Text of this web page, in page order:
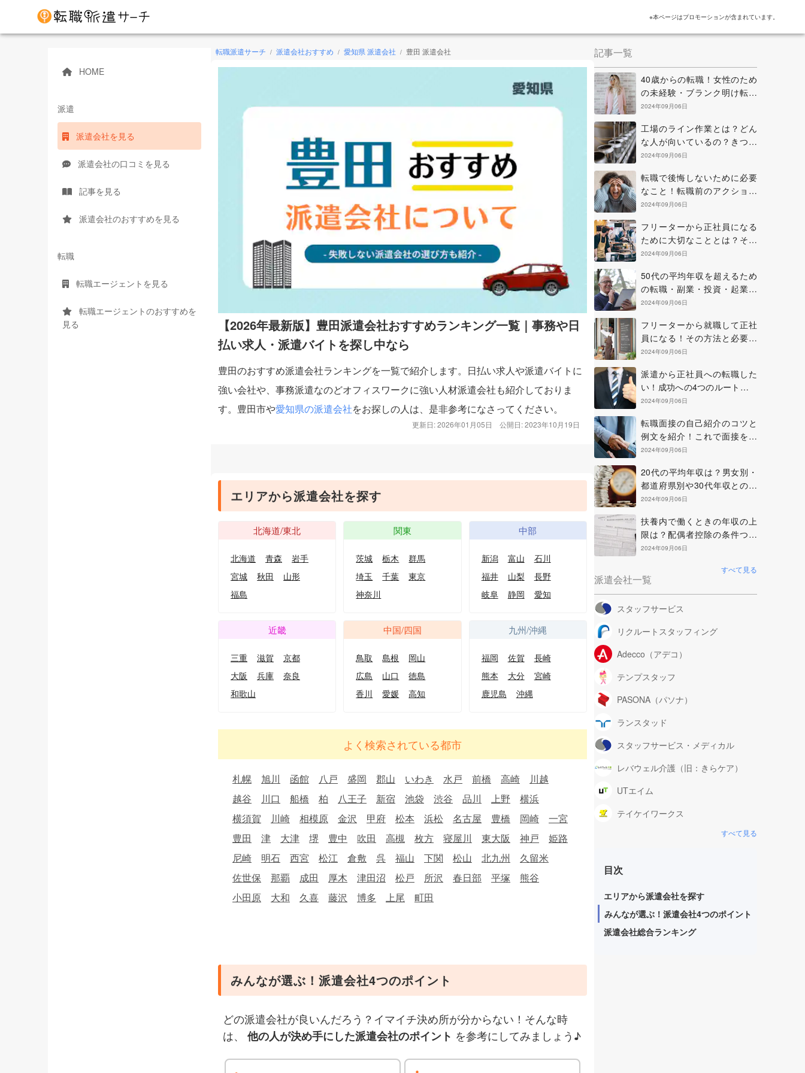
※本ページはプロモーションが含まれています。
HOME
派遣
派遣会社を見る
派遣会社の口コミを見る
記事を見る
派遣会社のおすすめを見る
転職
転職エージェントを見る
転職エージェントのおすすめを
見る
転職派遣サーチ / 派遣会社おすすめ / 愛知県 派遣会社 / 豊田 派遣会社
【2026年最新版】豊田派遣会社おすすめランキング一覧｜事務や日
払い求人・派遣バイトを探し中なら
豊田のおすすめ派遣会社ランキングを一覧で紹介します。日払い求人や派遣バイトに
強い会社や、事務派遣なのどオフィスワークに強い人材派遣会社も紹介しておりま
す。豊田市や愛知県の派遣会社をお探しの人は、是非参考になさってください。
更新日: 2026年01月05日 公開日: 2023年10月19日
エリアから派遣会社を探す
北海道/東北
北海道 青森
岩手
宮城
秋田
山形
福島
関東
茨城 栃木
群馬
埼玉
千葉
東京
神奈川
中部
新潟 富山
石川
福井
山梨
長野
岐阜
静岡 愛知
近畿
三重 滋賀
京都
大阪
兵庫
奈良
和歌山
中国/四国
鳥取 島根
岡山
広島
山口
徳島
香川
愛媛 高知
九州/沖縄
福岡 佐賀
長崎
熊本
大分
宮崎
鹿児島
沖縄
よく検索されている都市
札幌 旭川 函館 八戸 盛岡 郡山 いわき 水戸 前橋 高崎
川越
越谷
川口 船橋 柏 八王子 新宿 池袋 渋谷 品川 上野
横浜
横須賀
川崎 相模原 金沢 甲府 松本 浜松 名古屋 豊橋 岡崎
一宮
豊田
津 大津 堺 豊中 吹田 高槻 枚方 寝屋川 東大阪 神戸
姫路
尼崎
明石 西宮 松江 倉敷 呉 福山 下関 松山 北九州
久留米
佐世保
那覇 成田 厚木 津田沼 松戸 所沢 春日部 平塚
熊谷
小田原
大和 久喜 藤沢 博多 上尾 町田
みんなが選ぶ！派遣会社4つのポイント
どの派遣会社が良いんだろう？イマイチ決め所が分からない！そんな時
は、 他の人が決め手にした派遣会社のポイント を参考にしてみましょう♪
記事一覧
40歳からの転職！女性のため
の未経験・ブランク明け転職
のヒントと考え方
2024年09月06日
工場のライン作業とは？どん
な人が向いているの？きつい
点を克服する方法などを解説
2024年09月06日
転職で後悔しないために必要
なこと！転職前のアクション
と正に後悔中の場合の解決策
2024年09月06日
フリーターから正社員になる
ために大切なこととは？その
方法と知っておきたい心構え
2024年09月06日
50代の平均年収を超えるため
の転職・副業・投資・起業の
方法について
2024年09月06日
フリーターから就職して正社
員になる！その方法と必要な
準備やコツについて
2024年09月06日
派遣から正社員への転職した
い！成功への4つのルートを確
認しよう
2024年09月06日
転職面接の自己紹介のコツと
例文を紹介！これで面接を乗
り切ろう！
2024年09月06日
20代の平均年収は？男女別・
都道府県別や30代年収との比
較も紹介
2024年09月06日
扶養内で働くときの年収の上
限は？配偶者控除の条件つい
て解説
2024年09月06日
すべて見る
派遣会社一覧
スタッフサービス
リクルートスタッフィング
Adecco（アデコ）
テンプスタッフ
PASONA（パソナ）
ランスタッド
スタッフサービス・メディカル
レバウェル介護（旧：きらケア）
UTエイム
テイケイワークス
すべて見る
目次
エリアから派遣会社を探す
みんなが選ぶ！派遣会社4つのポイント
派遣会社総合ランキング